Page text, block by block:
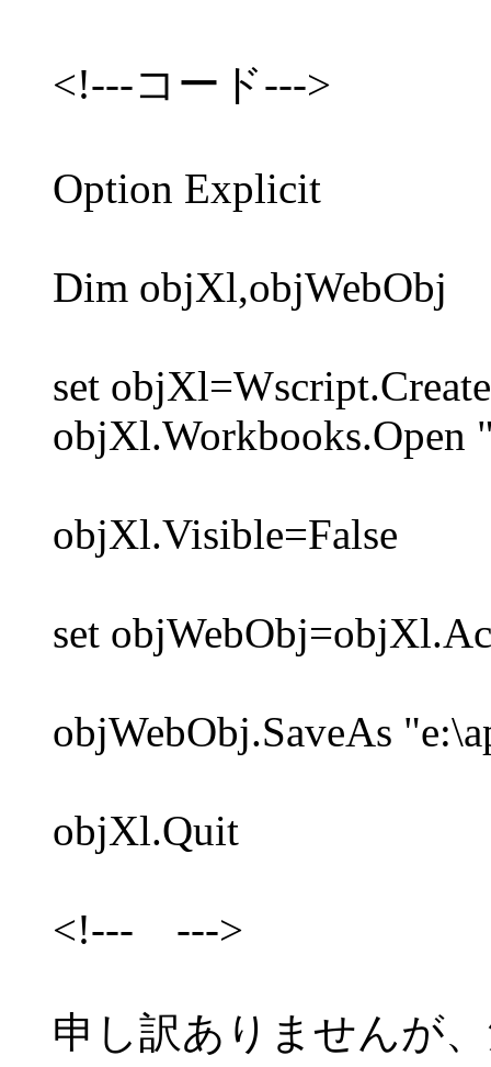
<!---コード--->
Option Explicit
Dim objXl,objWebObj
set
objXl.Workbooks.Open
objXl.Visible=False
set
objWebObj.SaveAs
objXl.Quit
<!--- --->
申し訳ありませんが